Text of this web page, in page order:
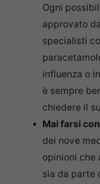
Ogni
approvato
specialisti
influenza o
è sempre
chiedere il
Mai farsi
dei nove
opinioni che
sia da parte